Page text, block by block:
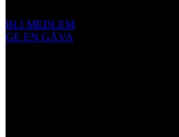
BLI MEDLEM
GE EN GÅVA